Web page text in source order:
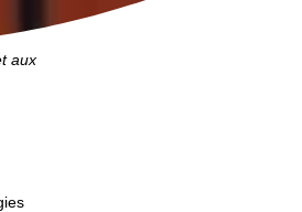
aux